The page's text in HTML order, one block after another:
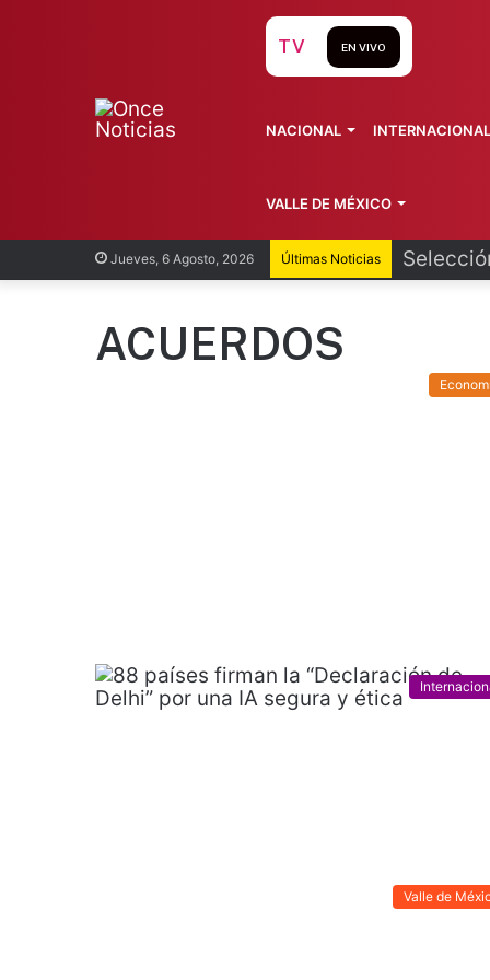
Jueves, 6 Agosto, 2026 Últimas Noticias
TV EN VIVO
NACIONAL INTERNACIONAL
VALLE DE MÉXICO
ACUERDOS
Valle de